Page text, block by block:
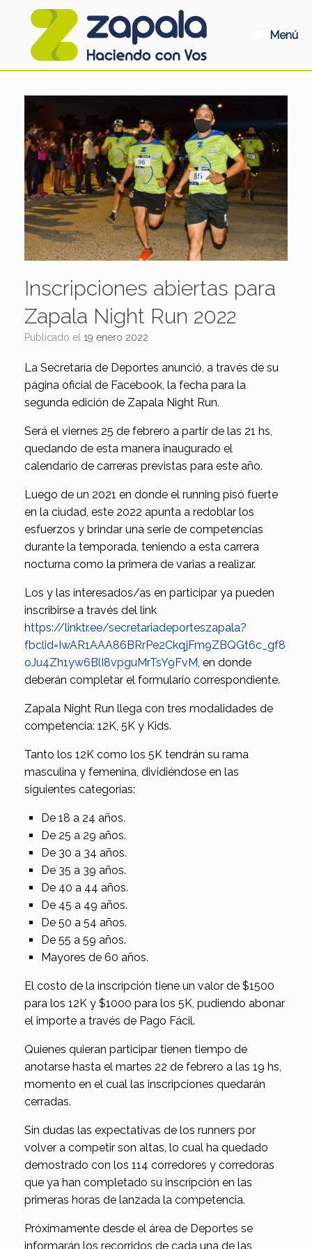
Menú
Inscripciones abiertas para
Zapala Night Run 2022
Publicado el 19 enero 2022
La Secretaría de Deportes anunció, a través de su
página oficial de Facebook, la fecha para la
segunda edición de Zapala Night Run.
Será el viernes 25 de febrero a partir de las 21 hs,
quedando de esta manera inaugurado el
calendario de carreras previstas para este año.
Luego de un 2021 en donde el running pisó fuerte
en la ciudad, este 2022 apunta a redoblar los
esfuerzos y brindar una serie de competencias
durante la temporada, teniendo a esta carrera
nocturna como la primera de varias a realizar.
Los y las interesados/as en participar ya pueden
inscribirse a través del link
https://linktr.ee/secretariadeporteszapala?
fbclid=IwAR1AAA86BRrPe2CkqjFm9ZBQGt6c_gf8
oJu4Zh1yw6BlI8vpguMrTsY9FvM , en donde
deberán completar el formulario correspondiente.
Zapala Night Run llega con tres modalidades de
competencia: 12K, 5K y Kids.
Tanto los 12K como los 5K tendrán su rama
masculina y femenina, dividiéndose en las
siguientes categorías:
De 18 a 24 años.
De 25 a 29 años.
De 30 a 34 años.
De 35 a 39 años.
De 40 a 44 años.
De 45 a 49 años.
De 50 a 54 años.
De 55 a 59 años.
Mayores de 60 años.
El costo de la inscripción tiene un valor de $1500
para los 12K y $1000 para los 5K, pudiendo abonar
el importe a través de Pago Fácil.
Quienes quieran participar tienen tiempo de
anotarse hasta el martes 22 de febrero a las 19 hs,
momento en el cual las inscripciones quedarán
cerradas.
Sin dudas las expectativas de los runners por
volver a competir son altas, lo cual ha quedado
demostrado con los 114 corredores y corredoras
que ya han completado su inscripción en las
primeras horas de lanzada la competencia.
Próximamente desde el área de Deportes se
informarán los recorridos de cada una de las